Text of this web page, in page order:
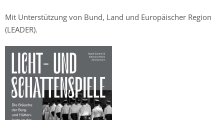
Mit Unterstützung von Bund, Land und Europäischer Region
(LEADER).